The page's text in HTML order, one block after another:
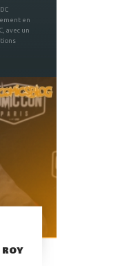
en
avec un